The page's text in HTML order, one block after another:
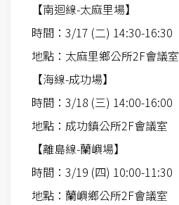
【南迴線-太麻里場】
時間：3/17 (二) 14:30-16:30
地點：太麻里鄉公所2F會議室
【海線-成功場】
時間：3/18 (三) 14:00-16:00
地點：成功鎮公所2F會議室
【離島線-蘭嶼場】
時間：3/19 (四) 10:00-11:30
地點：蘭嶼鄉公所2F會議室